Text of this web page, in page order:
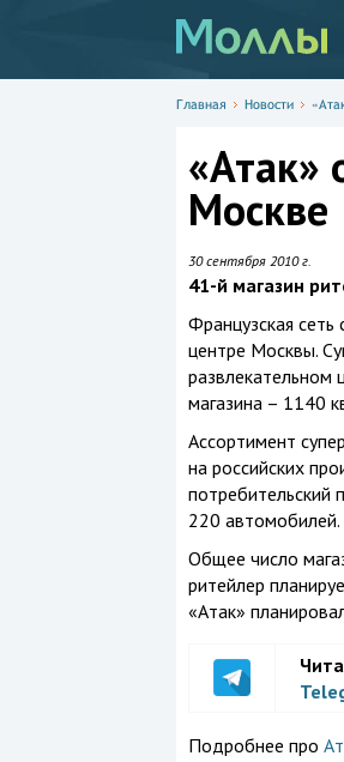
Главная Новости
«Атак»
Москве
30 сентября 2010 г.
41-й магазин
Французская сеть
центре Москвы.
развлекательном
магазина – 1140
Ассортимент
на российских
потребительский
220 автомобилей.
Общее число
ритейлер
«Атак»
Подробнее про